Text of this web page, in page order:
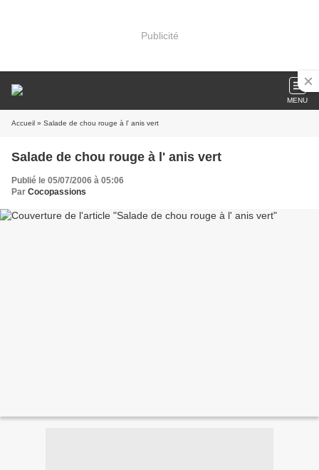
Publicité
MENU
Accueil » Salade de chou rouge à l' anis vert
Salade de chou rouge à l' anis vert
Publié le 05/07/2006 à 05:06
Par Cocopassions